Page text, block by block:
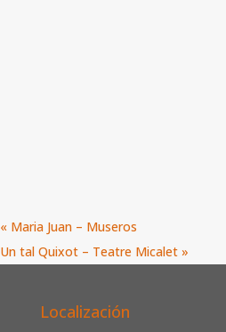
« Maria Juan – Museros
Un tal Quixot – Teatre Micalet »
Localización